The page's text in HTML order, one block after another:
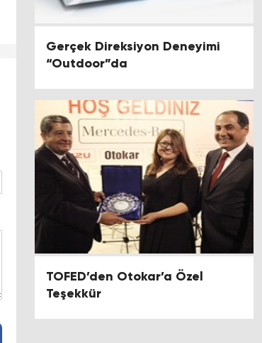
Gerçek Direksiyon Deneyimi
“Outdoor”da
TOFED’den Otokar’a Özel
Teşekkür